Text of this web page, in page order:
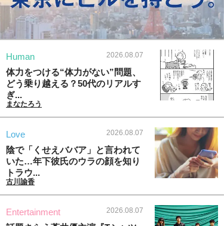
Human 2026.08.07
体力をつける“体力がない”問題、
どう乗り越える？50代のリアルす
ぎ...
まなたろう
Love 2026.08.07
陰で「くせえババア」と言われて
いた…年下彼氏のウラの顔を知り
トラウ...
古川諭香
Entertainment 2026.08.07